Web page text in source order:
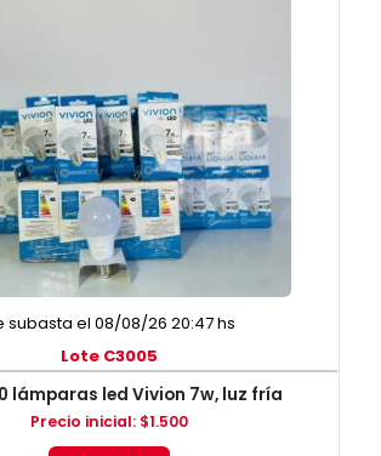
subasta el 08/08/26 20:47 hs
Lote C3005
lámparas led Vivion 7w, luz fría
Precio inicial: $1.500